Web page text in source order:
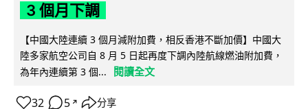
3 個月下調
【中國大陸連續 3 個月減附加費，相反香港不斷加價】中國大
陸多家航空公司自 8 月 5 日起再度下調內陸航線燃油附加費，
為年內連續第 3 個...
閱讀全文
32 5 ↗ 分享